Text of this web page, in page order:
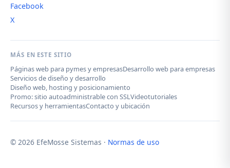
Facebook
X
MÁS EN ESTE SITIO
Páginas web para pymes y empresasDesarrollo web para empresas
Servicios de diseño y desarrollo
Diseño web, hosting y posicionamiento
Promo: sitio autoadministrable con SSLVideotutoriales
Recursos y herramientasContacto y ubicación
© 2026 EfeMosse Sistemas · Normas de uso